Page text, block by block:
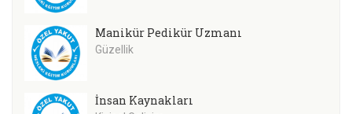
Manikür Pedikür Uzmanı
Güzellik
İnsan Kaynakları